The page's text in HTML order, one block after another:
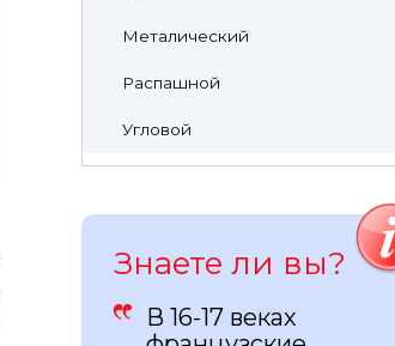
Металический
Распашной
Угловой
Знаете ли вы?
В 16-17 веках